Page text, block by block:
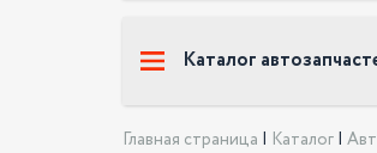
Каталог
Главная страница | Каталог |